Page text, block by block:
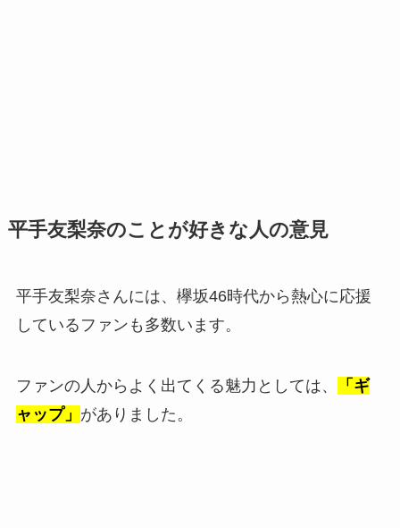
平手友梨奈のことが好きな人の意見
平手友梨奈さんには、欅坂46時代から熱心に応援
しているファンも多数います。
ファンの人からよく出てくる魅力としては、
「ギ
ャップ」 がありました。